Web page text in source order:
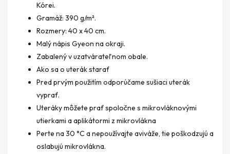
Kórei.
Gramáž: 390 g/m².
Rozmery: 40 x 40 cm.
Malý nápis Gyeon na okraji.
Zabalený v uzatvárateľnom obale.
Ako sa o uterák starať
Pred prvým použitím odporúčame sušiaci uterák
vyprať.
Uteráky môžete prať spoločne s mikrovláknovými
utierkami a aplikátormi z mikrovlákna
Perte na 30 °C a nepoužívajte aviváže, tie poškodzujú a
oslabujú mikrovlákna.